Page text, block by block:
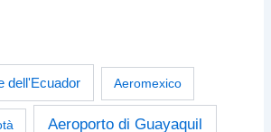
dell'Ecuador Aeromexico
Aeroporto di Guayaquil